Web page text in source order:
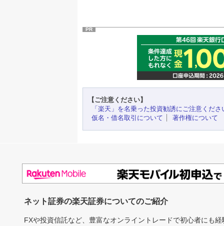
PR
【ご注意ください】
「楽天」を名乗った投資勧誘にご注意くださ
仮名・借名取引について
著作権について
ネット証券の楽天証券についてのご紹介
FXや投資信託など、豊富なオンライントレードで初心者にも